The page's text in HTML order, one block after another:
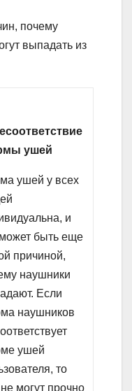
почему
выпадать из
ушей
ушей у всех
и
быть еще
причиной,
наушники
Если
наушников
ушей
то
могут прочно